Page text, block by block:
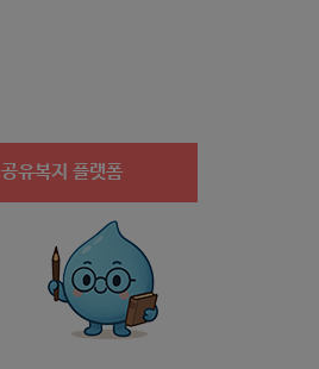
공유복지 플랫폼
노년 수당